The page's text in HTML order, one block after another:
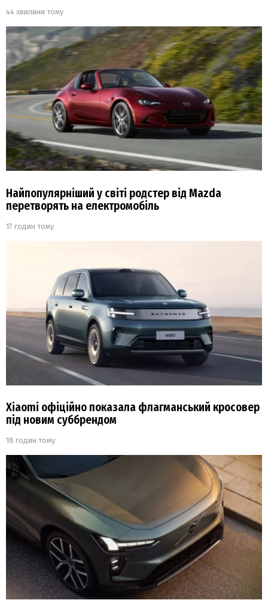
44 хвилини тому
Найпопулярніший у світі родстер від Mazda
перетворять на електромобіль
17 годин тому
Xiaomi офіційно показала флагманський кросовер
під новим суббрендом
18 годин тому